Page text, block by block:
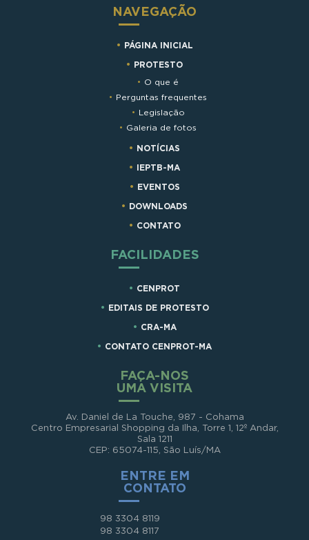
NAVEGAÇÃO
PÁGINA INICIAL
PROTESTO
O que é
Perguntas frequentes
Legislação
Galeria de fotos
NOTÍCIAS
IEPTB-MA
EVENTOS
DOWNLOADS
CONTATO
FACILIDADES
CENPROT
EDITAIS DE PROTESTO
CRA-MA
CONTATO CENPROT-MA
FAÇA-NOS
UMA VISITA
Av. Daniel de La Touche, 987 - Cohama
Centro Empresarial Shopping da Ilha, Torre 1, 12º Andar,
Sala 1211
CEP: 65074-115, São Luís/MA
ENTRE EM
CONTATO
98 3304 8119
98 3304 8117